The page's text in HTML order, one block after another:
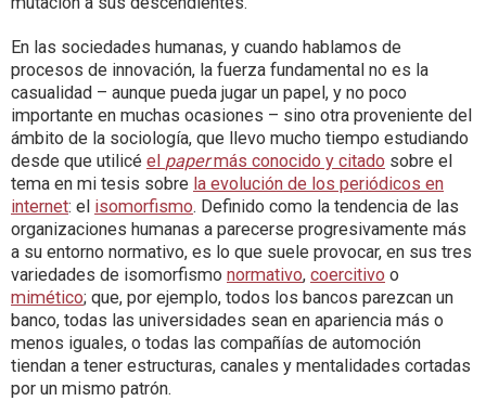
En las sociedades humanas, y cuando hablamos de
procesos de innovación, la fuerza fundamental no es la
casualidad – aunque pueda jugar un papel, y no poco
importante en muchas ocasiones – sino otra proveniente del
ámbito de la sociología, que llevo mucho tiempo estudiando
desde que utilicé el papermás conocido y citado sobre el
tema en mi tesis sobre la evolución de los periódicos en
internet: el isomorfismo. Definido como la tendencia de las
organizaciones humanas a parecerse progresivamente más
a su entorno normativo, es lo que suele provocar, en sus tres
variedades de isomorfismo normativo, coercitivo o
mimético; que, por ejemplo, todos los bancos parezcan un
banco, todas las universidades sean en apariencia más o
menos iguales, o todas las compañías de automoción
tiendan a tener estructuras, canales y mentalidades cortadas
por un mismo patrón.